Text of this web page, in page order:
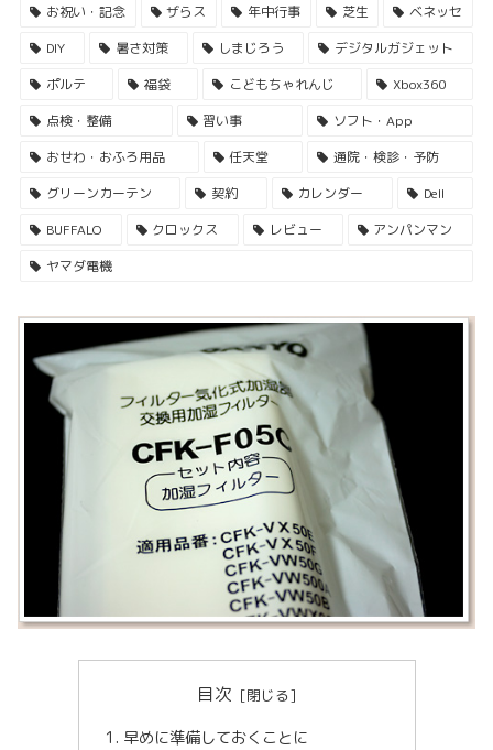
お祝い・記念
ザらス 年中行事 芝生
ベネッセ
DIY
暑さ対策 しまじろう
デジタルガジェット
ポルテ
福袋 こどもちゃれんじ
Xbox360
点検・整備
習い事
ソフト・App
おせわ・おふろ用品
任天堂
通院・検診・予防
グリーンカーテン
契約 カレンダー
Dell
BUFFALO
クロックス レビュー
アンパンマン
ヤマダ電機
目次
早めに準備しておくことに